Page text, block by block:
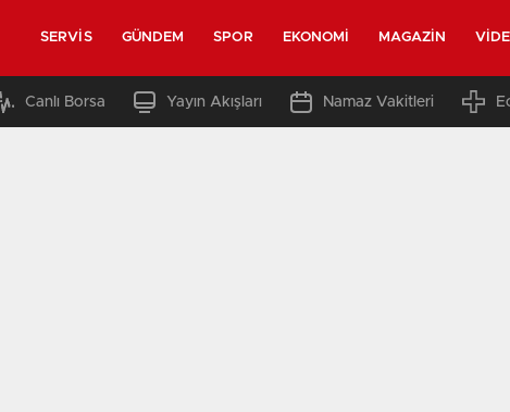
SERVIS GÜNDEM SPOR EKONOMI MAGAZIN
Canlı Borsa Yayın Akışları Namaz Vakitleri